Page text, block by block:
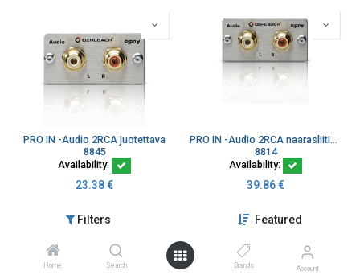
Filters Featured
Home Search Brands Account
PRO IN -Audio 2RCA juotettava
8845
Availability:
23.38€
PRO IN -Audio 2RCA naarasliitin 20cm kaapelilla
8814
Availability:
39.86€